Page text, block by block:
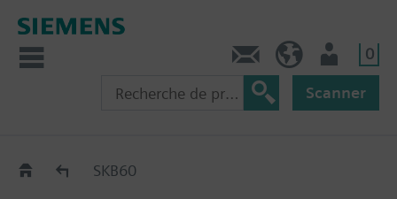
0
Scanner
SKB60/SKB62..
SKB60